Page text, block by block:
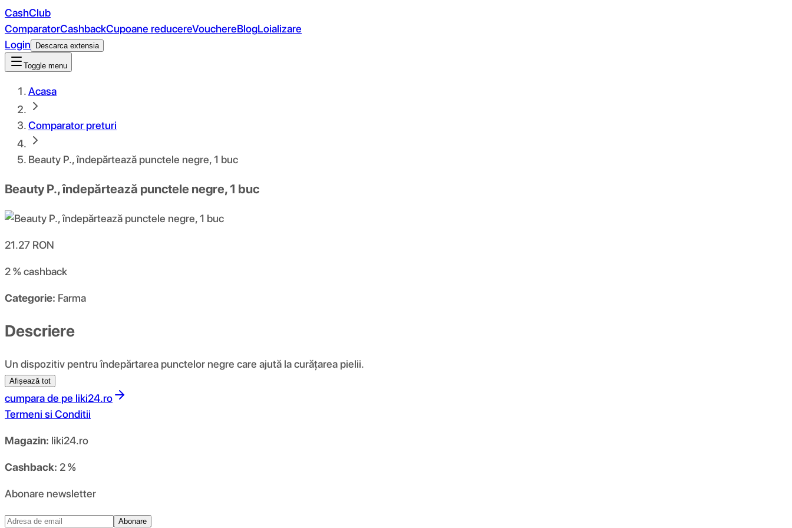
CashClub
ComparatorCashbackCupoane reducereVouchereBlogLoializare
Login
Descarca extensia
Toggle menu
Acasa
Comparator preturi
Beauty P., îndepărtează punctele negre, 1 buc
Beauty P., îndepărtează punctele negre, 1 buc
21.27 RON
2 %cashback
Categorie: Farma
Descriere
Un dispozitiv pentru îndepărtarea punctelor negre care ajută la curățarea pielii.
Afișează tot
cumpara de pe liki24.ro
Termeni si Conditii
Magazin: liki24.ro
Cashback: 2 %
Abonare newsletter
Abonare